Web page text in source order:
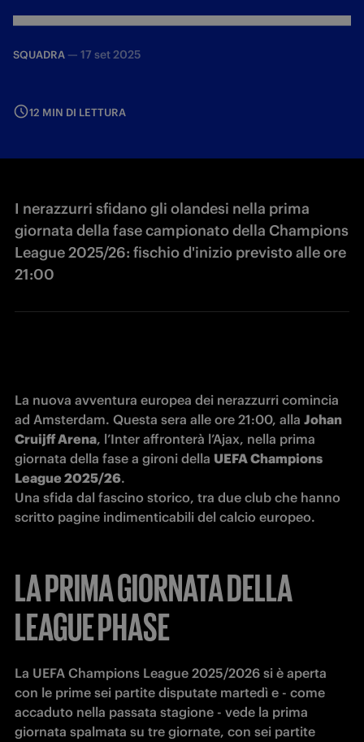
SQUADRA — 17 set 2025
12 MIN DI LETTURA
I nerazzurri sfidano gli olandesi nella prima
giornata della fase campionato della Champions
League 2025/26: fischio d'inizio previsto alle ore
21:00
La nuova avventura europea dei nerazzurri comincia
ad Amsterdam. Questa sera alle ore 21:00, alla Johan
Cruijff Arena, l’Inter affronterà l’Ajax, nella prima
giornata della fase a gironi della UEFA Champions
League 2025/26.
Una sfida dal fascino storico, tra due club che hanno
scritto pagine indimenticabili del calcio europeo.
LA PRIMA GIORNATA DELLA
LEAGUE PHASE
La UEFA Champions League 2025/2026 si è aperta
con le prime sei partite disputate martedì e - come
accaduto nella passata stagione - vede la prima
giornata spalmata su tre giornate, con sei partite